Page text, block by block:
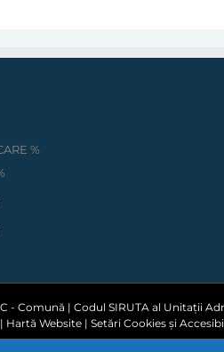
%
- Comună | Codul SIRUTA al Unitații
Hartă Website| Setări Cookies și